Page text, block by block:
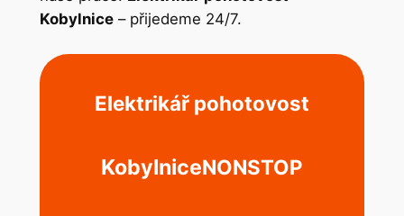
Kobylnice– přijedeme 24/7.
Elektrikář pohotovost
KobylniceNONSTOP